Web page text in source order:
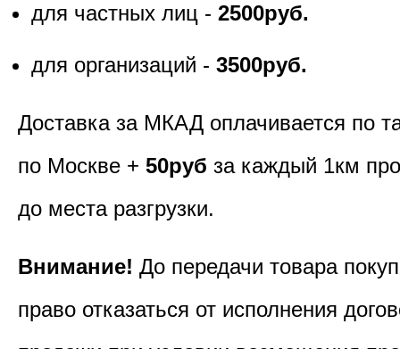
для частных лиц - 2500руб.
для организаций - 3500руб.
Доставка за МКАД оплачивается по
по Москве + 50руб за каждый 1км
до места разгрузки.
Внимание! До передачи товара
право отказаться от исполнения